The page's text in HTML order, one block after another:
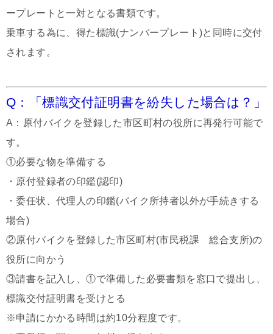
ープレートと一対となる書類です。
乗車する為に、得た標識(ナンバープレート)と同時に交付
されます。
Q：「標識交付証明書を紛失した場合は？」
A：原付バイクを登録した市区町村の役所に再発行可能で
す。
①必要な物を準備する
・原付登録者の印鑑(認印)
・委任状、代理人の印鑑(バイク所持者以外が手続きする
場合)
②原付バイクを登録した市区町村(市民税課 総合支所)の
役所に向かう
③請書を記入し、①で準備した必要書類を窓口で提出し、
標識交付証明書を受けとる
※申請にかかる時間は約10分程度です。